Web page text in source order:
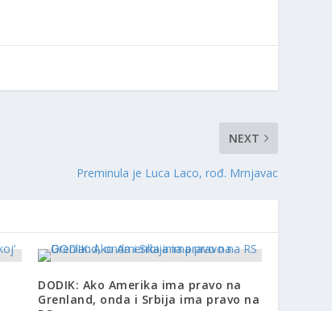
NEXT
Preminula je Luca Laco, rođ. Mrnjavac
DODIK: Ako Amerika ima pravo na
Grenland, onda i Srbija ima pravo na